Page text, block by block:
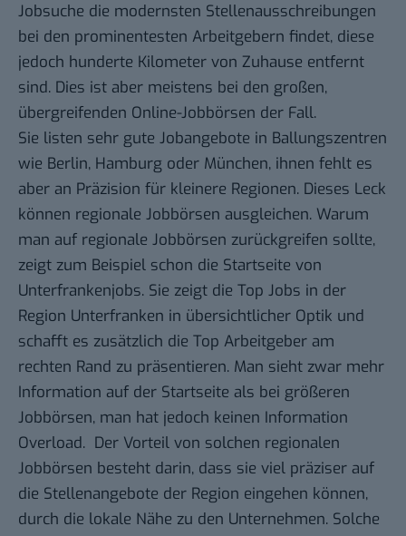
Jobsuche die modernsten Stellenausschreibungen
bei den prominentesten Arbeitgebern findet, diese
jedoch hunderte Kilometer von Zuhause entfernt
sind. Dies ist aber meistens bei den großen,
übergreifenden Online-Jobbörsen der Fall.
Sie listen sehr gute Jobangebote in Ballungszentren
wie Berlin, Hamburg oder München, ihnen fehlt es
aber an Präzision für kleinere Regionen. Dieses Leck
können regionale Jobbörsen ausgleichen. Warum
man auf regionale Jobbörsen zurückgreifen sollte,
zeigt zum Beispiel schon die Startseite von
Unterfrankenjobs. Sie zeigt die Top Jobs in der
Region Unterfranken in übersichtlicher Optik und
schafft es zusätzlich die Top Arbeitgeber am
rechten Rand zu präsentieren. Man sieht zwar mehr
Information auf der Startseite als bei größeren
Jobbörsen, man hat jedoch keinen Information
Overload. Der Vorteil von solchen regionalen
Jobbörsen besteht darin, dass sie viel präziser auf
die Stellenangebote der Region eingehen können,
durch die lokale Nähe zu den Unternehmen. Solche